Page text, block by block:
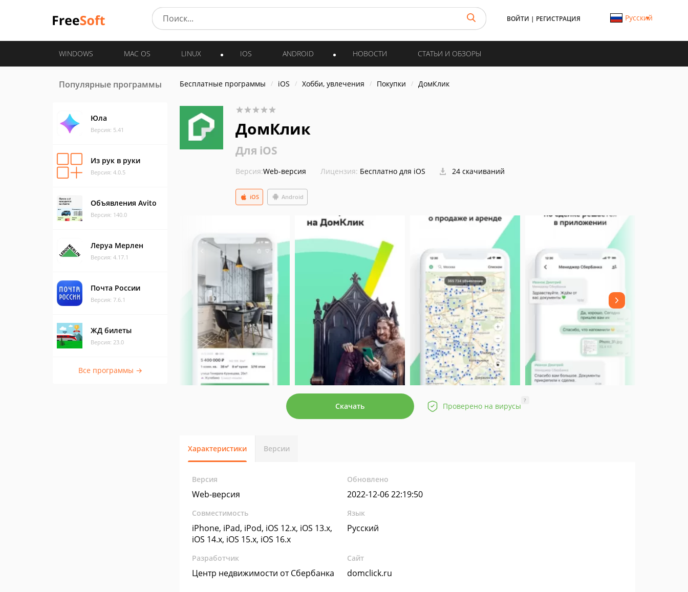
ВОЙТИ | РЕГИСТРАЦИЯ Русский
WINDOWS MAC OS LINUX IOS ANDROID НОВОСТИ СТАТЬИ И ОБЗОРЫ
Популярные программы
Юла
Версия: 5.41
Из рук в руки
Версия: 4.0.5
Объявления Avito
Версия: 140.0
Леруа Мерлен
Версия: 4.17.1
Почта России
Версия: 7.6.1
ЖД билеты
Версия: 23.0
Все программы →
Бесплатные программы iOS Хобби, увлечения Покупки ДомКлик
ДомКлик
Для iOS
Версия:Web-версия Лицензия: Бесплатно для iOS 24 скачиваний
Android
iOS
Скачать Проверено на вирусы
?
Характеристики Версии
Версия
Web-версия
Обновлено
2022-12-06 22:19:50
Совместимость
iPhone, iPad, iPod, iOS 12.x, iOS 13.x,
iOS 14.x, iOS 15.x, iOS 16.x
Язык
Русский
Разработчик
Центр недвижимости от Сбербанка
Сайт
domclick.ru